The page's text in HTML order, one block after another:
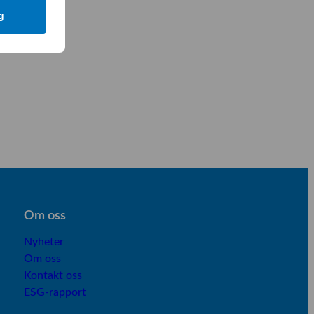
Om oss
Nyheter
Om oss
Kontakt oss
ESG-rapport